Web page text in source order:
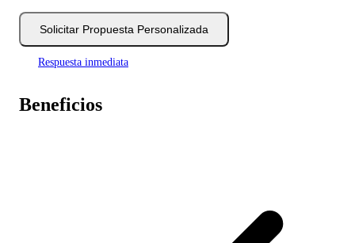
Solicitar Propuesta Personalizada
Respuesta inmediata
Beneficios